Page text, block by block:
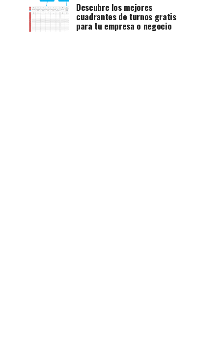
Descubre los mejores
cuadrantes de turnos gratis
para tu empresa o negocio